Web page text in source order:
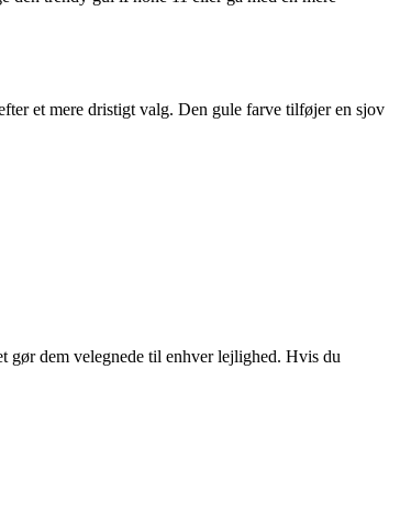
et mere dristigt valg. Den gule farve tilføjer en sjov
gør dem velegnede til enhver lejlighed. Hvis du